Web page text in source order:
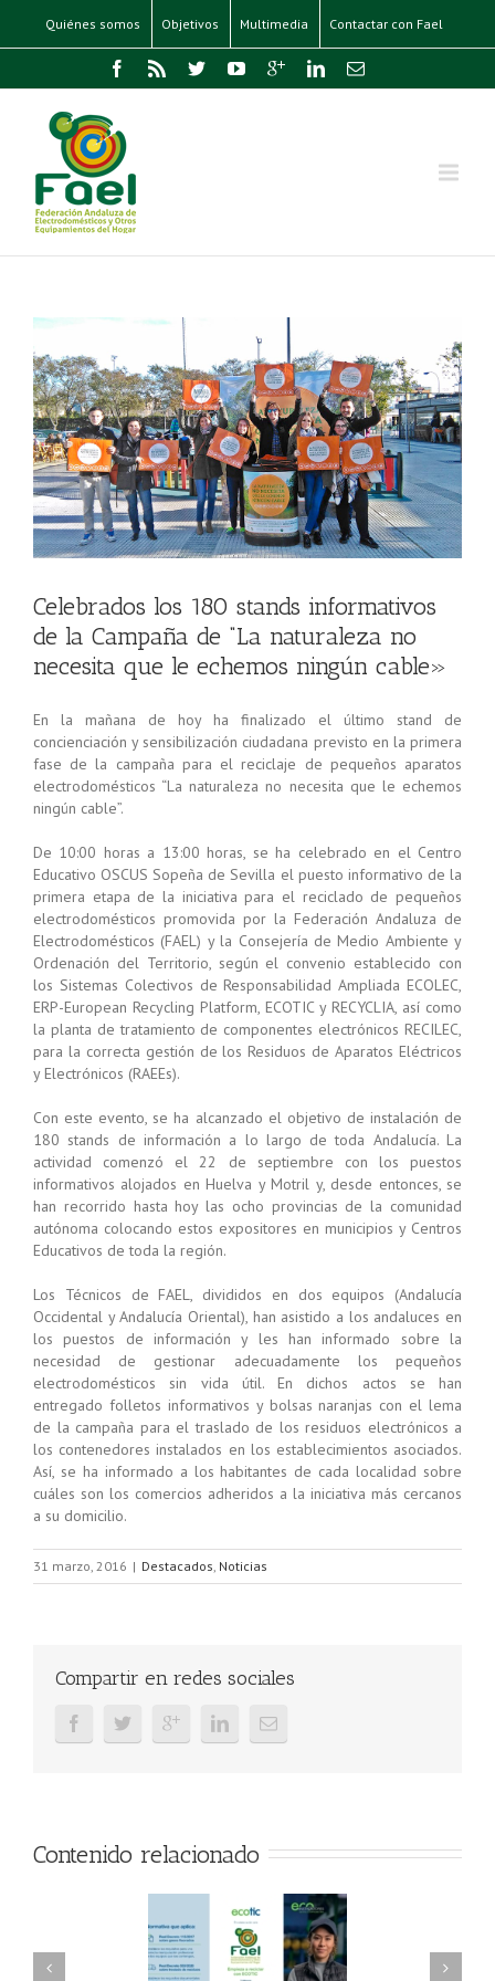
Quiénes somos Objetivos Multimedia Contactar con Fael
Celebrados los 180 stands informativos
de la Campaña de “La naturaleza no
necesita que le echemos ningún cable»
En la mañana de hoy ha finalizado el último stand de
concienciación y sensibilización ciudadana previsto en la primera
fase de la campaña para el reciclaje de pequeños aparatos
electrodomésticos “La naturaleza no necesita que le echemos
ningún cable”.
De 10:00 horas a 13:00 horas, se ha celebrado en el Centro
Educativo OSCUS Sopeña de Sevilla el puesto informativo de la
primera etapa de la iniciativa para el reciclado de pequeños
electrodomésticos promovida por la Federación Andaluza de
Electrodomésticos (FAEL) y la Consejería de Medio Ambiente y
Ordenación del Territorio, según el convenio establecido con
los Sistemas Colectivos de Responsabilidad Ampliada ECOLEC,
ERP-European Recycling Platform, ECOTIC y RECYCLIA, así como
la planta de tratamiento de componentes electrónicos RECILEC,
para la correcta gestión de los Residuos de Aparatos Eléctricos
y Electrónicos (RAEEs).
Con este evento, se ha alcanzado el objetivo de instalación de
180 stands de información a lo largo de toda Andalucía. La
actividad comenzó el 22 de septiembre con los puestos
informativos alojados en Huelva y Motril y, desde entonces, se
han recorrido hasta hoy las ocho provincias de la comunidad
autónoma colocando estos expositores en municipios y Centros
Educativos de toda la región.
Los Técnicos de FAEL, divididos en dos equipos (Andalucía
Occidental y Andalucía Oriental), han asistido a los andaluces en
los puestos de información y les han informado sobre la
necesidad de gestionar adecuadamente los pequeños
electrodomésticos sin vida útil. En dichos actos se han
entregado folletos informativos y bolsas naranjas con el lema
de la campaña para el traslado de los residuos electrónicos a
los contenedores instalados en los establecimientos asociados.
Así, se ha informado a los habitantes de cada localidad sobre
cuáles son los comercios adheridos a la iniciativa más cercanos
a su domicilio.
31 marzo, 2016 | Destacados, Noticias
Compartir en redes sociales
Contenido relacionado
AAEL y
FAEL, Ecoasimelec y